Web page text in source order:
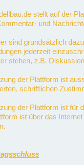
stellt auf der
und
sind grundsätzlich
jederzeit
stehen, z.B.
der Plattform ist
schriftlichen
der Plattform ist für
ist über das